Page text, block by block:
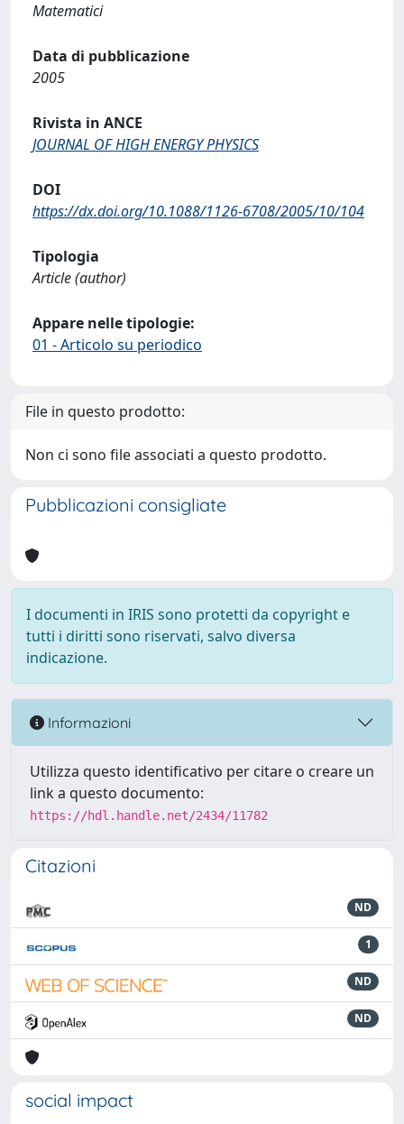
Matematici
Data di pubblicazione
2005
Rivista in ANCE
JOURNAL OF HIGH ENERGY PHYSICS
DOI
https://dx.doi.org/10.1088/1126-6708/2005/10/104
Tipologia
Article (author)
Appare nelle tipologie:
01 - Articolo su periodico
File in questo prodotto:
Non ci sono file associati a questo prodotto.
Pubblicazioni consigliate
I documenti in IRIS sono protetti da copyright e
tutti i diritti sono riservati, salvo diversa
indicazione.
Informazioni
Utilizza questo identificativo per citare o creare un
link a questo documento:
https://hdl.handle.net/2434/11782
Citazioni
ND
1
ND
ND
social impact